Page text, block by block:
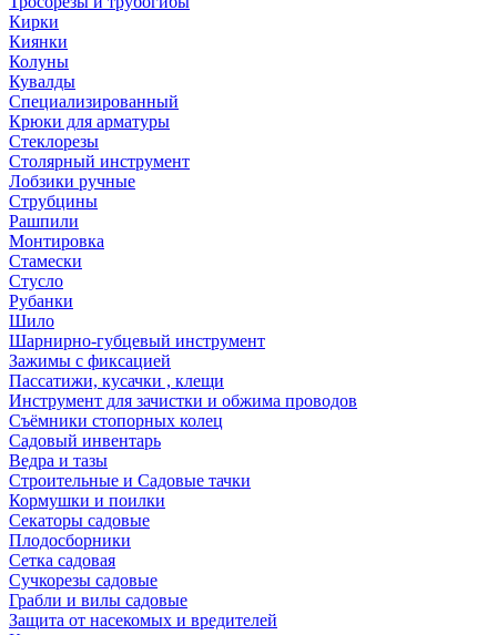
Кирки
Киянки
Колуны
Кувалды
Специализированный
Крюки для арматуры
Стеклорезы
Столярный инструмент
Лобзики ручные
Струбцины
Рашпили
Монтировка
Стамески
Стусло
Рубанки
Шило
Шарнирно-губцевый инструмент
Зажимы с фиксацией
Пассатижи, кусачки , клещи
Инструмент для зачистки и обжима проводов
Съёмники стопорных колец
Садовый инвентарь
Ведра и тазы
Строительные и Садовые тачки
Кормушки и поилки
Секаторы садовые
Плодосборники
Сетка садовая
Сучкорезы садовые
Грабли и вилы садовые
Защита от насекомых и вредителей